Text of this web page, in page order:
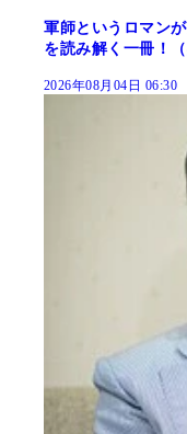
軍師というロマン
を読み解く一冊！
2026年08月04日 06:30